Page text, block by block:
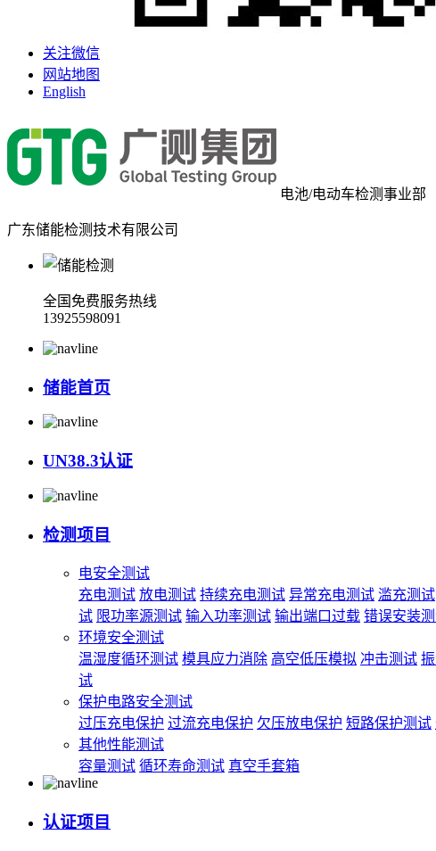
关注微信
网站地图
English
电池/电动车检测事业部
广东储能检测技术有限公司
全国免费服务热线
13925598091
储能首页
UN38.3认证
检测项目
电安全测试
充电测试 放电测试 持续充电测试 异常充电测试 滥充测试
试 限功率源测试 输入功率测试 输出端口过载 错误安装
环境安全测试
温湿度循环测试 模具应力消除 高空低压模拟 冲击测试
试
保护电路安全测试
过压充电保护 过流充电保护 欠压放电保护 短路保护测试
其他性能测试
容量测试 循环寿命测试 真空手套箱
认证项目